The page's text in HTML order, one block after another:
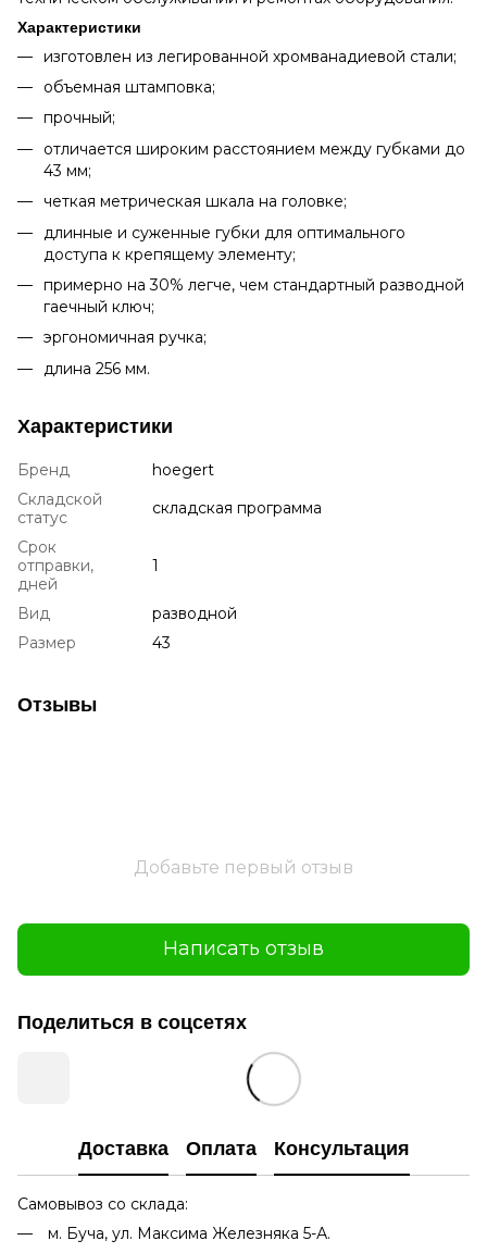
Характеристики
изготовлен из легированной хромванадиевой стали;
объемная штамповка;
прочный;
отличается широким расстоянием между губками до
43 мм;
четкая метрическая шкала на головке;
длинные и суженные губки для оптимального
доступа к крепящему элементу;
примерно на 30% легче, чем стандартный разводной
гаечный ключ;
эргономичная ручка;
длина 256 мм.
Характеристики
Бренд
hoegert
Складской
статус
складская программа
Срок
отправки,
дней
1
Вид
разводной
Размер
43
Отзывы
Добавьте первый отзыв
Написать отзыв
Поделиться в соцсетях
Доставка Оплата Консультация
Самовывоз со склада:
м. Буча, ул. Максима Железняка 5-А.